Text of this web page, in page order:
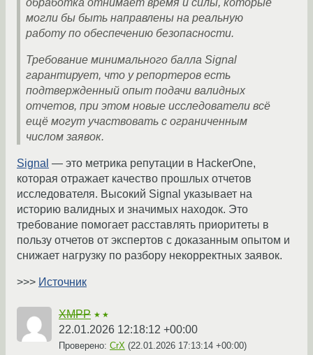
обработка отнимает время и силы, которые
могли бы быть направлены на реальную
работу по обеспечению безопасности.
Требование минимального балла Signal
гарантирует, что у репортеров есть
подтвержденный опыт подачи валидных
отчетов, при этом новые исследователи всё
ещё могут участвовать с ограниченным
числом заявок.
Signal — это метрика репутации в HackerOne,
которая отражает качество прошлых отчетов
исследователя. Высокий Signal указывает на
историю валидных и значимых находок. Это
требование помогает расставлять приоритеты в
пользу отчетов от экспертов с доказанным опытом и
снижает нагрузку по разбору некорректных заявок.
>>> Источник
XMPP ★★
22.01.2026 12:18:12 +00:00
Проверено: CrX (22.01.2026 17:13:14 +00:00)